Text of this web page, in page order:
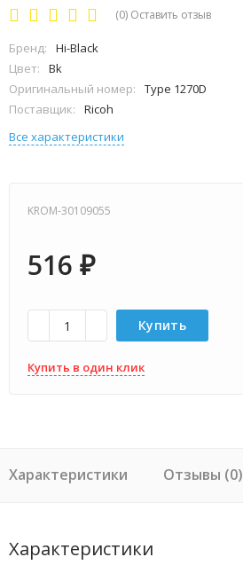
(0) Оставить отзыв
Бренд:
Hi-Black
Цвет:
Bk
Оригинальный номер:
Type 1270D
Поставщик:
Ricoh
Все характеристики
KROM-30109055
516 ₽
Купить
Купить в один клик
Характеристики Отзывы (0)
Характеристики